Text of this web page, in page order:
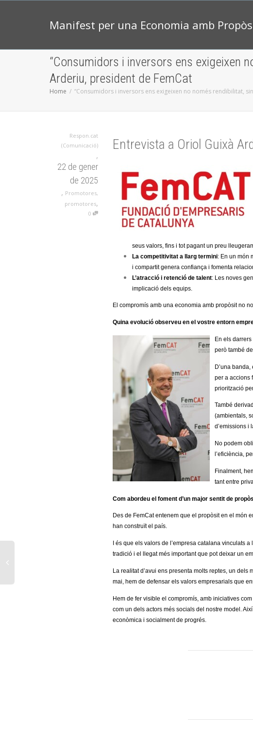
Manifest per una Economia amb
“Consumidors i inversors ens exigeixen
Arderiu, president de FemCat
Home
“Consumidors i inversors ens exigeixen no només rendibilitat,
Respon.cat
(Comunicació)
,
22 de gener
de 2025
, Promotores,
promotores,
0
Entrevista a Oriol Guixà
seus valors, fins i tot pagant un preu
La competitivitat a llarg termini: En un món
i compartit genera confiança i fomenta
L’atracció i retenció de talent: Les noves
implicació dels equips.
El compromís amb una economia amb propòsit no
Quina evolució observeu en el vostre entorn
En els darrers
però també
D’una
per a accions
priorització
També
(ambientals,
d’emissions i
No podem
l’eficiència,
Finalment,
tant entre
Com abordeu el foment d’un major sentit de
Des de FemCat entenem que el propòsit en el món
han construït el país.
I és que els valors de l’empresa catalana vinculats
tradició i el llegat més important que pot deixar un
La realitat d’avui ens presenta molts reptes, un
mai, hem de defensar els valors empresarials que
Hem de fer visible el compromís, amb iniciatives
com un dels actors més socials del nostre model.
econòmica i socialment de progrés.